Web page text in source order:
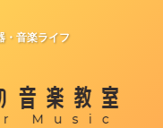
音楽ライフ